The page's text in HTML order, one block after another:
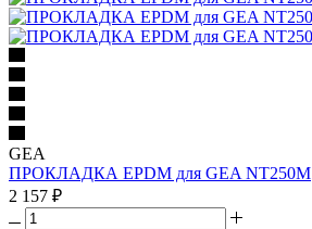
GEA
ПРОКЛАДКА EPDM для GEA NT250M
2 157 ₽